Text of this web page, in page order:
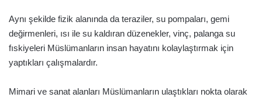
Aynı şekilde fizik alanında da teraziler, su pompaları, gemi
değirmenleri, ısı ile su kaldıran düzenekler, vinç, palanga su
fıskiyeleri Müslümanların insan hayatını kolaylaştırmak için
yaptıkları çalışmalardır.
Mimari ve sanat alanları Müslümanların ulaştıkları nokta olarak